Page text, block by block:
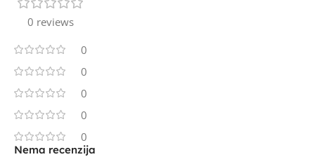
0 reviews
0
0
0
0
0
Nema recenzija